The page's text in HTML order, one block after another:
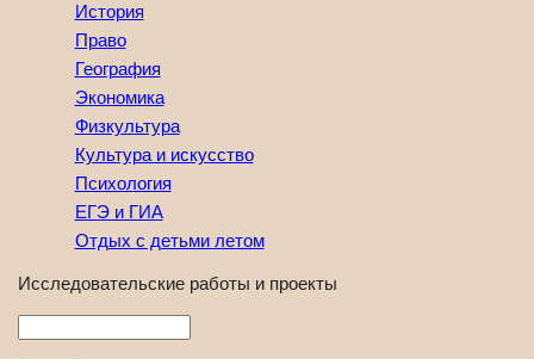
История
Право
География
Экономика
Физкультура
Культура и искусство
Психология
ЕГЭ и ГИА
Отдых с детьми летом
Исследовательские работы и проекты